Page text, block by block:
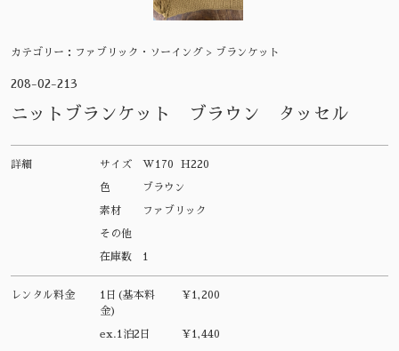
カテゴリー： ファブリック・ソーイング > ブランケット
208-02-213
ニットブランケット ブラウン タッセル
詳細 サイズ W170 H220
色 ブラウン
素材 ファブリック
その他
在庫数 1
レンタル料金
1日(基本料
金)
¥1,200
ex.1泊2日 ¥1,440